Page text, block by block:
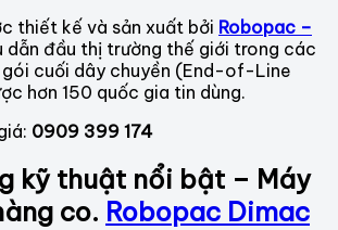
thiết kế và sản xuất bởi Robopac –
dẫn đầu thị trường thế giới trong các
cuối dây chuyền (End-of-Line
hơn 150 quốc gia tin dùng.
0909 399 174
kỹ thuật nổi bật – Máy
co. Robopac Dimac